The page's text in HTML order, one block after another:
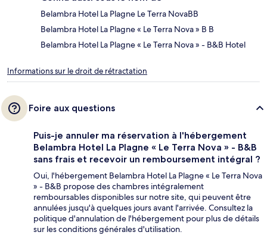
Belambra Hotel La Plagne Le Terra NovaBB
Belambra Hotel La Plagne « Le Terra Nova » B B
Belambra Hotel La Plagne « Le Terra Nova » - B&B Hotel
Informations sur le droit de rétractation
Foire aux questions
Puis-je annuler ma réservation à l'hébergement
Belambra Hotel La Plagne « Le Terra Nova » - B&B
sans frais et recevoir un remboursement intégral ?
Oui, l'hébergement Belambra Hotel La Plagne « Le Terra Nova
» - B&B propose des chambres intégralement
remboursables disponibles sur notre site, qui peuvent être
annulées jusqu'à quelques jours avant l'arrivée. Consultez la
politique d'annulation de l'hébergement pour plus de détails
sur les conditions générales d'utilisation.